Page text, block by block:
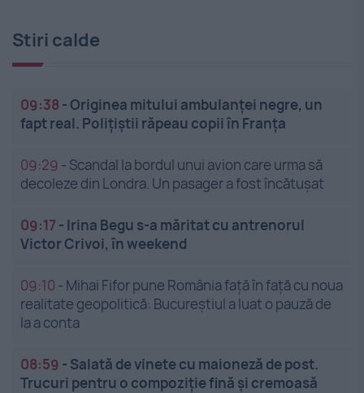
Stiri calde
09:38 -Originea mitului ambulanței negre, un
fapt real. Polițiștii răpeau copii în Franța
09:29 - Scandal la bordul unui avion care urma să
decoleze din Londra. Un pasager a fost încătușat
09:17 - Irina Begu s-a măritat cu antrenorul
Victor Crivoi, în weekend
09:10 - Mihai Fifor pune România față în față cu noua
realitate geopolitică: Bucureștiul a luat o pauză de
la a conta
08:59 - Salată de vinete cu maioneză de post.
Trucuri pentru o compoziție fină și cremoasă